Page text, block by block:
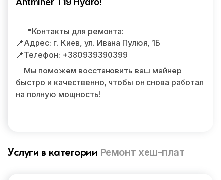
Antminer T19 Hydro!
📍Контакты для ремонта:
📍Адрес: г. Киев, ул. Ивана Пулюя, 1Б
📍Телефон: +380939390399
Мы поможем восстановить ваш майнер
быстро и качественно, чтобы он снова работал
на полную мощность!
Услуги в категории Ремонт хеш-плат